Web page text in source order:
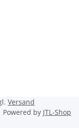
Versand
Powered by JTL-Shop